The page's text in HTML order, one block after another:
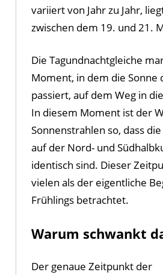
variiert von Jahr zu Jahr,
zwischen dem 19. und 21.
Die Tagundnachtgleiche
Moment, in dem die Sonne
passiert, auf dem Weg in
In diesem Moment ist der
Sonnenstrahlen so, dass
auf der Nord- und
identisch sind. Dieser
vielen als der eigentliche
Frühlings betrachtet.
Warum schwankt
Der genaue Zeitpunkt der